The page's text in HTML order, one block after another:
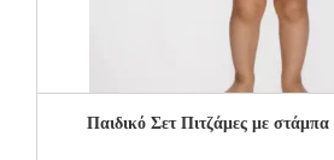
Παιδικό Σετ Πιτζάμες με